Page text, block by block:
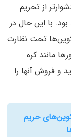
از تحریم
با این حال در
کوین‌ها تحت نظارت
مانند کره
و فروش آنها را
حریم